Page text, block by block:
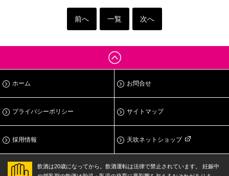
前へ 一覧 次へ
ホーム お問合せ
プライバシーポリシー サイトマップ
採用情報 天吹ネットショップ
飲酒は20歳になってから。飲酒運転は法律で禁止されています。
妊娠中